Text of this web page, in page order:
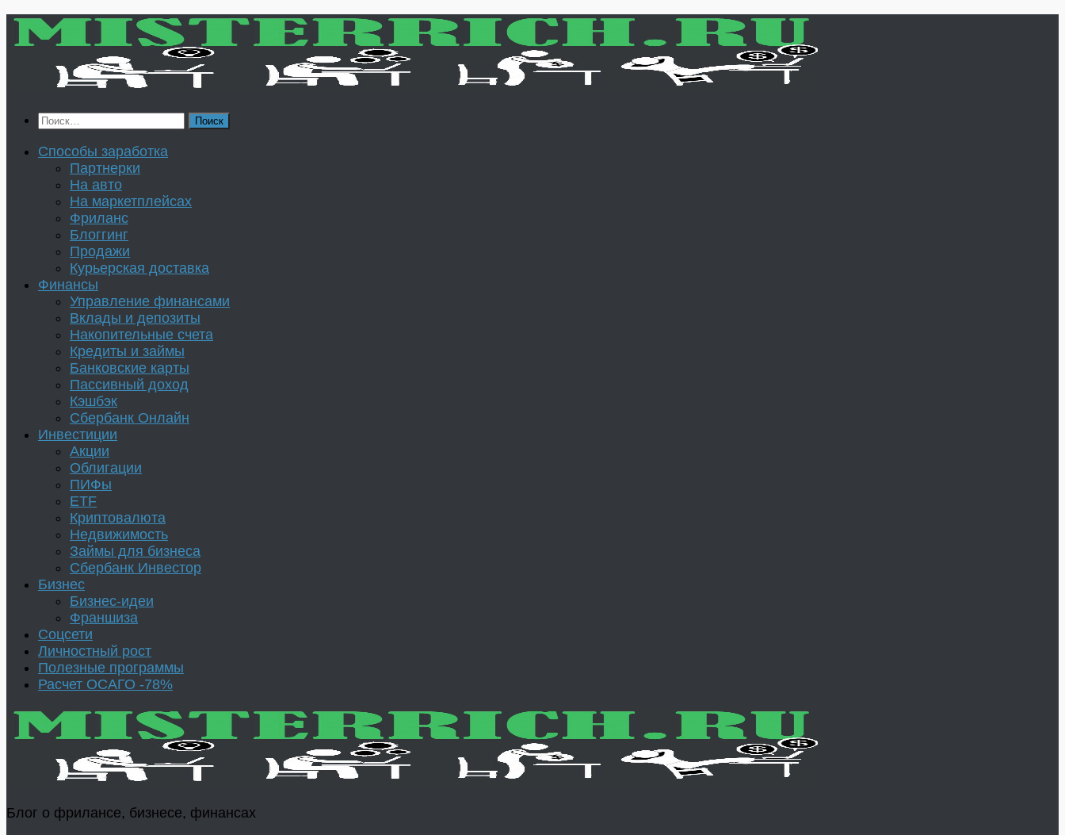
Перейти
Найти:
Способы заработка
Партнерки
На авто
На маркетплейсах
Фриланс
Блоггинг
Продажи
Курьерская доставка
Финансы
Управление финансами
Вклады и депозиты
Накопительные счета
Кредиты и займы
Банковские карты
Пассивный доход
Кэшбэк
Сбербанк Онлайн
Инвестиции
Акции
Облигации
ПИФы
ETF
Криптовалюта
Недвижимость
Займы для бизнеса
Сбербанк Инвестор
Бизнес
Бизнес-идеи
Франшиза
Соцсети
Личностный рост
Полезные программы
Расчет ОСАГО -78%
Блог о фрилансе, бизнесе, финансах